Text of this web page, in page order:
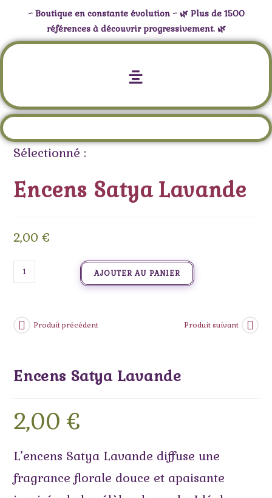
~ Boutique en constante évolution ~ 🌿 Plus de 1500
références à découvrir progressivement. 🌿
Sélectionné :
Encens Satya Lavande
2,00€
AJOUTER AU PANIER
Produit précédent Produit suivant
Encens Satya Lavande
2,00€
L’encens Satya Lavande diffuse une
fragrance florale douce et apaisante